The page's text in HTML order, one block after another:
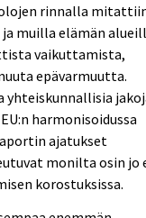
rinnalla
muilla elämän
vaikuttamista,
epävarmuutta.
harmonisoidussa
ajatukset
monilta osin jo
korostuksissa.